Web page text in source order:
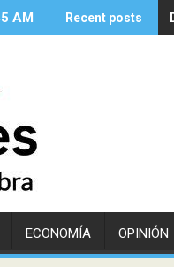
AM Recent posts
ECONOMÍA OPINIÓN